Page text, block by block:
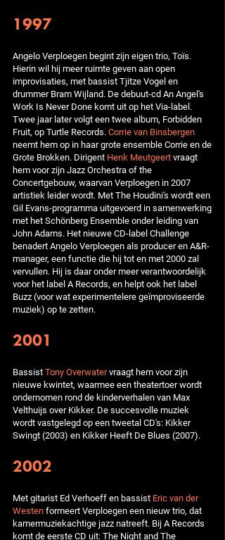
1997
Angelo Verploegen begint zijn eigen trio, Toïs.
Hierin wil hij meer ruimte geven aan open
improvisaties, met bassist Tjitze Vogel en
drummer Bram Wijland. De debuut-cd An Angel's
Work Is Never Done komt uit op het Via-label.
Twee jaar later volgt een twee album, Forbidden
Fruit, op Turtle Records.Corrie van Binsbergen
neemt hem op in haar grote ensemble Corrie en de
Grote Brokken. Dirigent Henk Meutgeertvraagt
hem voor zijn Jazz Orchestra of the
Concertgebouw, waarvan Verploegen in 2007
artistiek leider wordt. Met The Houdini's wordt een
Gil Evans-programma uitgevoerd in samenwerking
met het Schönberg Ensemble onder leiding van
John Adams. Het nieuwe CD-label Challenge
benadert Angelo Verploegen als producer en A&R-
manager, een functie die hij tot en met 2000 zal
vervullen. Hij is daar onder meer verantwoordelijk
voor het label A Records, en helpt ook het label
Buzz (voor wat experimentelere geïmproviseerde
muziek) op te zetten.
2001
BassistTony Overwatervraagt hem voor zijn
nieuwe kwintet, waarmee een theatertoer wordt
ondernomen rond de kinderverhalen van Max
Velthuijs over Kikker. De succesvolle muziek
wordt vastgelegd op een tweetal CD's: Kikker
Swingt (2003) en Kikker Heeft De Blues (2007).
2002
Met gitarist Ed Verhoeff en bassist Eric van der
Westenformeert Verploegen een nieuw trio, dat
kamermuziekachtige jazz natreeft. Bij A Records
komt de eerste CD uit: The Night and The